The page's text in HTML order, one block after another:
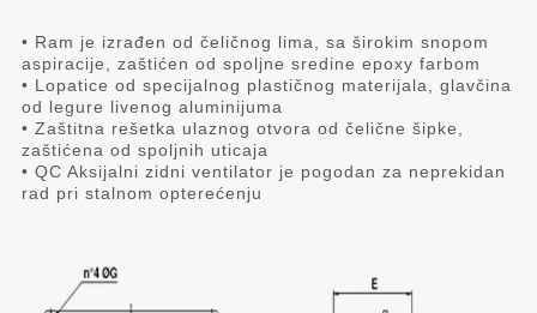
• Ram je izrađen od čeličnog lima, sa širokim snopom
aspiracije, zaštićen od spoljne sredine epoxy farbom
• Lopatice od specijalnog plastičnog materijala, glavčina
od legure livenog aluminijuma
• Zaštitna rešetka ulaznog otvora od čelične šipke,
zaštićena od spoljnih uticaja
• QC Aksijalni zidni ventilator je pogodan za neprekidan
rad pri stalnom opterećenju